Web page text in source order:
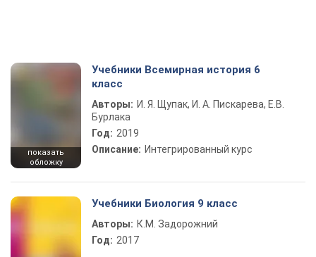
показать
обложку
Учебники Всемирная история 6
класс
Авторы: И. Я. Щупак, И. А. Пискарева, Е.В.
Бурлака
Год: 2019
Описание: Интегрированный курс
Учебники Биология 9 класс
Авторы: К.М. Задорожний
Год: 2017